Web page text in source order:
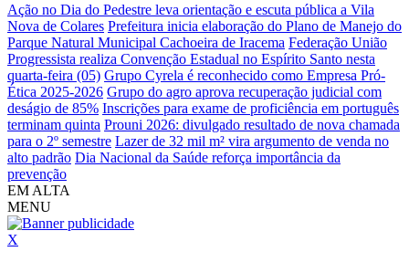
Ação no Dia do Pedestre leva orientação e escuta pública a Vila
Nova de Colares Prefeitura inicia elaboração do Plano de Manejo do
Parque Natural Municipal Cachoeira de Iracema Federação União
Progressista realiza Convenção Estadual no Espírito Santo nesta
quarta-feira (05) Grupo Cyrela é reconhecido como Empresa Pró-
Ética 2025-2026 Grupo do agro aprova recuperação judicial com
deságio de 85% Inscrições para exame de proficiência em português
terminam quinta Prouni 2026: divulgado resultado de nova chamada
para o 2º semestre Lazer de 32 mil m² vira argumento de venda no
alto padrão Dia Nacional da Saúde reforça importância da
prevenção
EM ALTA
MENU
X